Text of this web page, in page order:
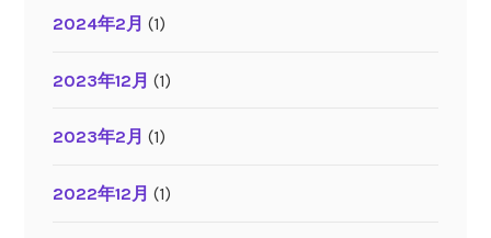
2024年2月 (1)
2023年12月 (1)
2023年2月 (1)
2022年12月 (1)